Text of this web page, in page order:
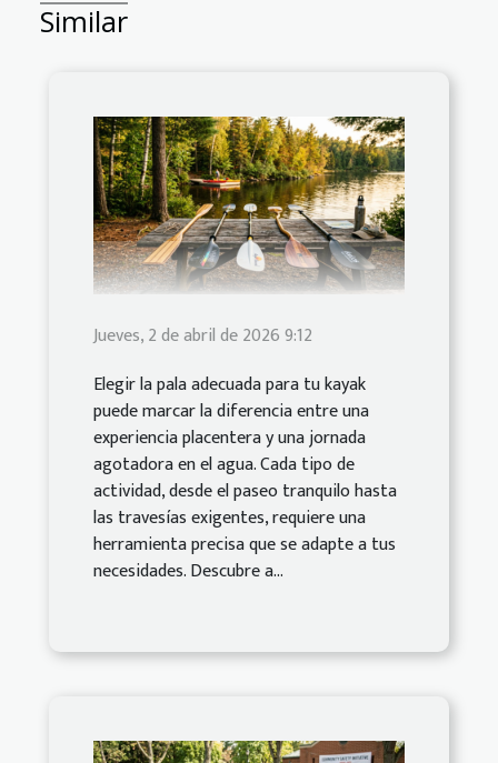
Similar
Jueves, 2 de abril de 2026 9:12
Elegir la pala adecuada para tu kayak
puede marcar la diferencia entre una
experiencia placentera y una jornada
agotadora en el agua. Cada tipo de
actividad, desde el paseo tranquilo hasta
las travesías exigentes, requiere una
herramienta precisa que se adapte a tus
necesidades. Descubre a...